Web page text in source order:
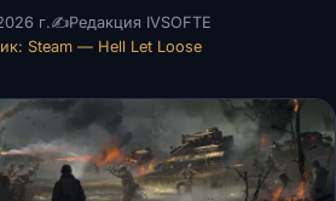
г.✍️Редакция IVSOFTE
Steam — Hell Let Loose